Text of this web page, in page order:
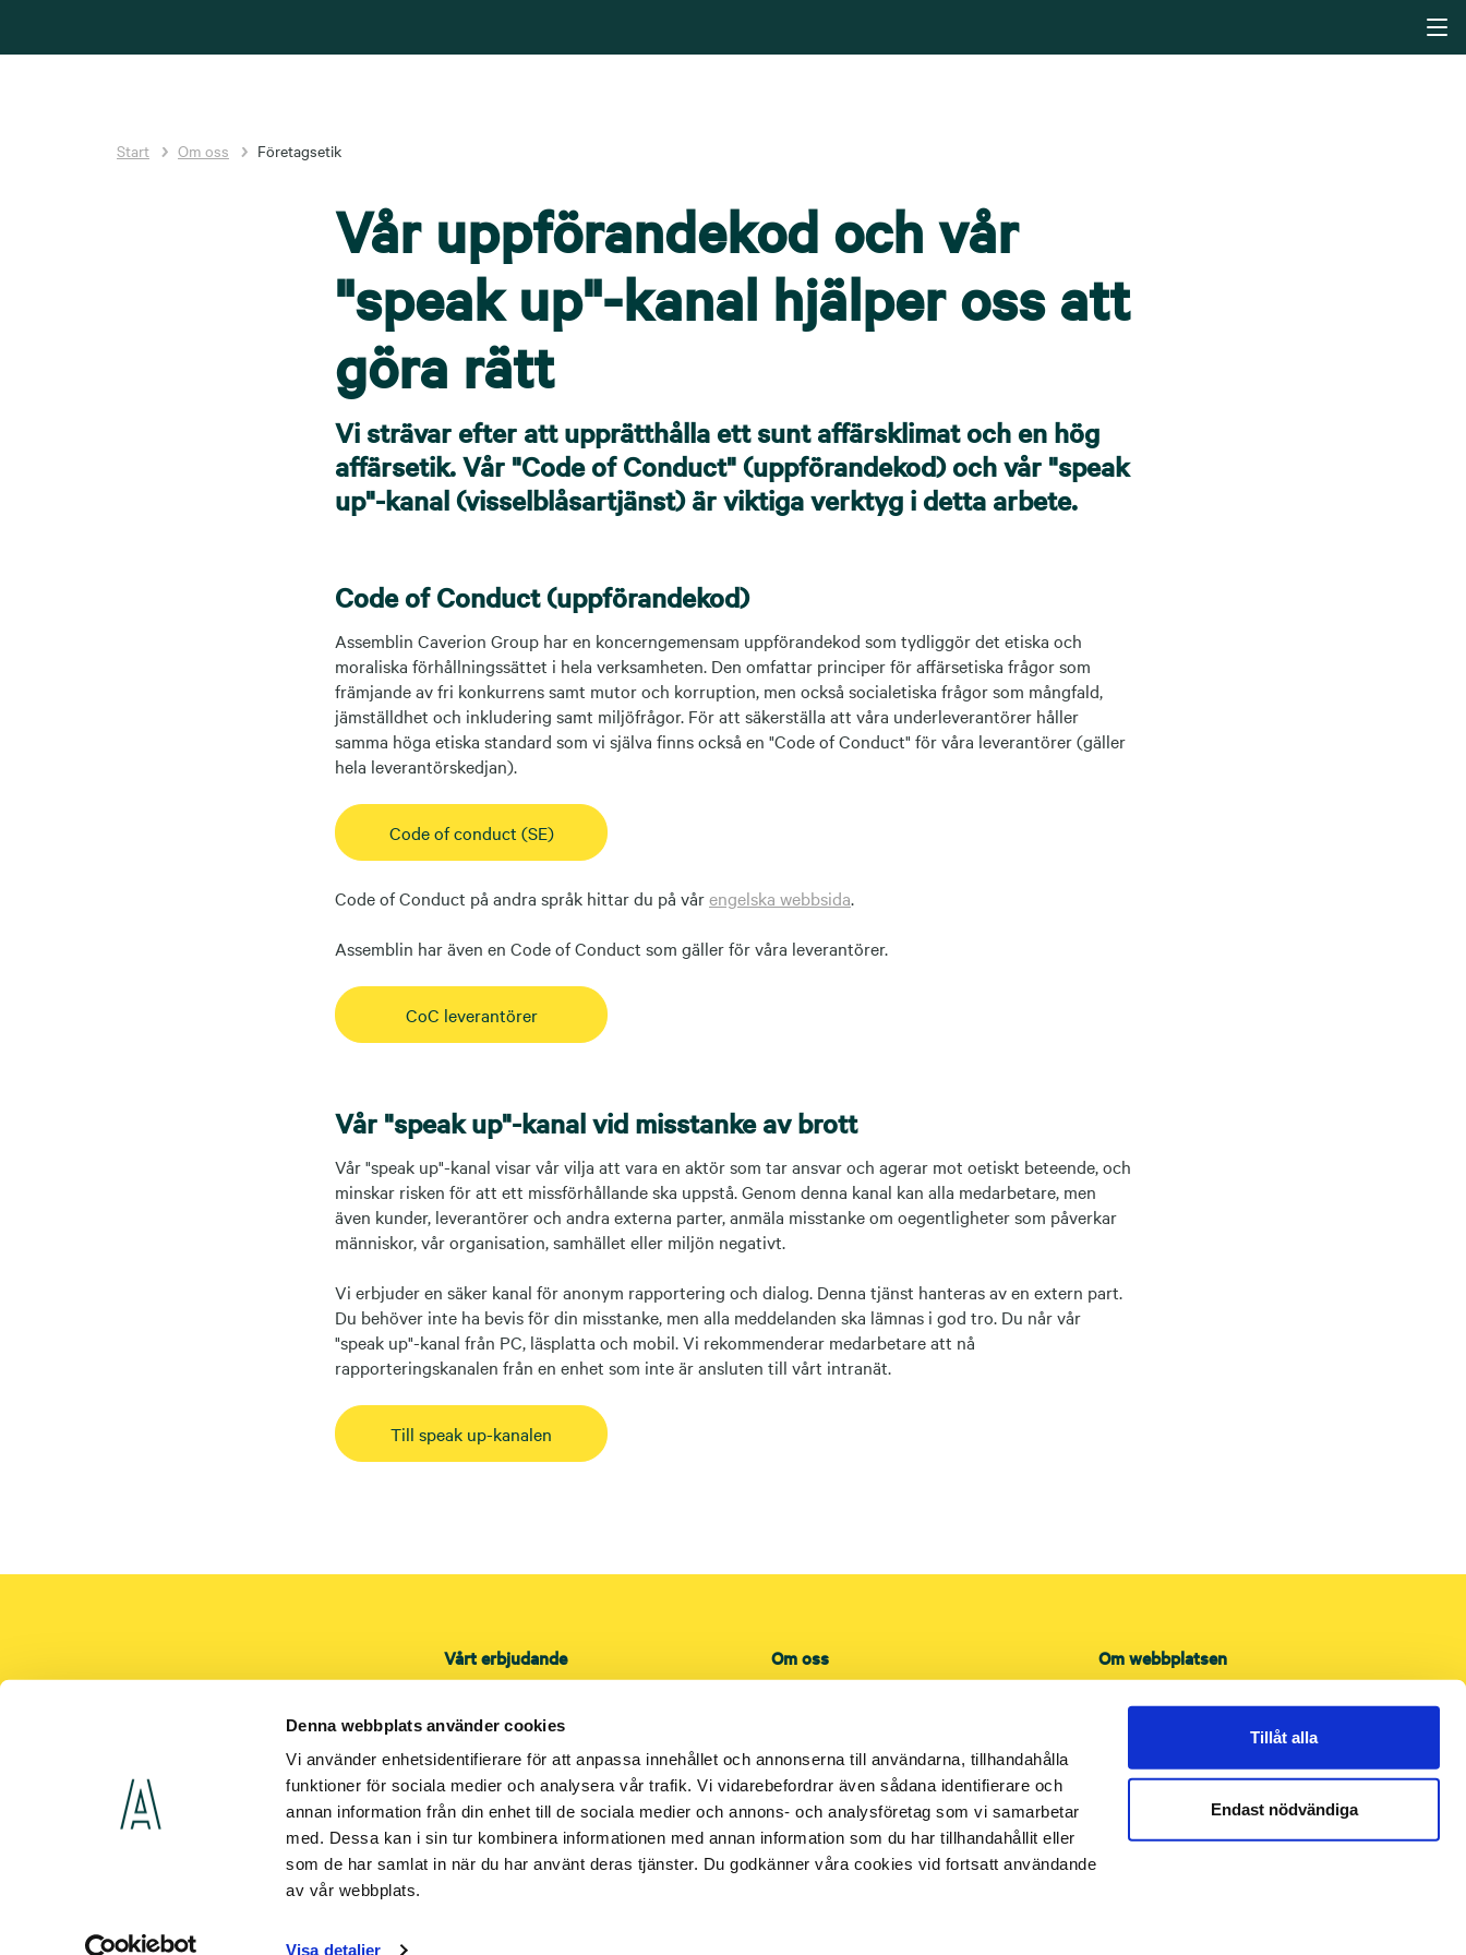
Denna webbplats använder cookies
Vi använder enhetsidentifierare för att anpassa innehållet och annonserna till användarna, tillhandahålla
funktioner för sociala medier och analysera vår trafik. Vi vidarebefordrar även sådana identifierare och
annan information från din enhet till de sociala medier och annons- och analysföretag som vi samarbetar
med. Dessa kan i sin tur kombinera informationen med annan information som du har tillhandahållit eller
som de har samlat in när du har använt deras tjänster. Du godkänner våra cookies vid fortsatt användande
av vår webbplats.
Visa detaljer
Tillåt alla
Endast nödvändiga
Start Om oss Företagsetik
Vår uppförandekod och vår
"speak up"-kanal hjälper oss att
göra rätt
Vi strävar efter att upprätthålla ett sunt affärsklimat och en hög
affärsetik. Vår "Code of Conduct" (uppförandekod) och vår "speak
up"-kanal (visselblåsartjänst) är viktiga verktyg i detta arbete.
Code of Conduct (uppförandekod)
Assemblin Caverion Group har en koncerngemensam uppförandekod som tydliggör det etiska och
moraliska förhållningssättet i hela verksamheten. Den omfattar principer för affärsetiska frågor som
främjande av fri konkurrens samt mutor och korruption, men också socialetiska frågor som mångfald,
jämställdhet och inkludering samt miljöfrågor. För att säkerställa att våra underleverantörer håller
samma höga etiska standard som vi själva finns också en "Code of Conduct" för våra leverantörer (gäller
hela leverantörskedjan).
Code of conduct (SE)
Code of Conduct på andra språk hittar du på vårengelska webbsida.
Assemblin har även en Code of Conduct som gäller för våra leverantörer.
CoC leverantörer
Vår "speak up"-kanal vid misstanke av brott
Vår "speak up"-kanal visar vår vilja att vara en aktör som tar ansvar och agerar mot oetiskt beteende, och
minskar risken för att ett missförhållande ska uppstå. Genom denna kanal kan alla medarbetare, men
även kunder, leverantörer och andra externa parter, anmäla misstanke om oegentligheter som påverkar
människor, vår organisation, samhället eller miljön negativt.
Vi erbjuder en säker kanal för anonym rapportering och dialog. Denna tjänst hanteras av en extern part.
Du behöver inte ha bevis för din misstanke, men alla meddelanden ska lämnas i god tro. Du når vår
"speak up"-kanal från PC, läsplatta och mobil. Vi rekommenderar medarbetare att nå
rapporteringskanalen från en enhet som inte är ansluten till vårt intranät.
Till speak up-kanalen
Vårt erbjudande
Projekt
Service
Shop
El
Värme och sanitet
Ventilation
Om oss
Översikt
Lediga tjänster
Referenser
Press
Leverantör
Om webbplatsen
Om cookies